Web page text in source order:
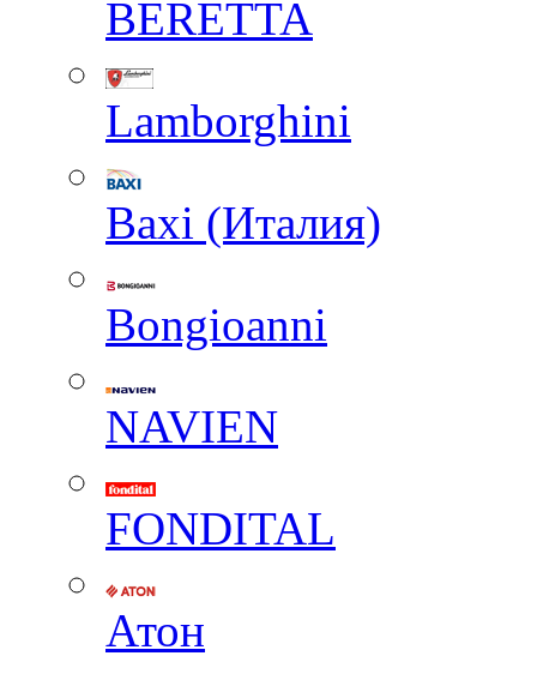
BERETTA
Lamborghini
Baxi (Италия)
Вongioanni
NAVIEN
FONDITAL
Атон